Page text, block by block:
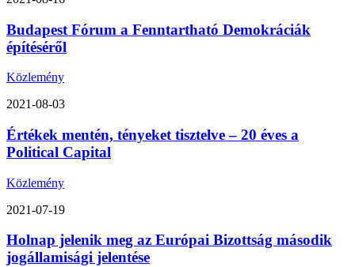
Budapest Fórum a Fenntartható Demokráciák
építéséről
Közlemény
2021-08-03
Értékek mentén, tényeket tisztelve – 20 éves a
Political Capital
Közlemény
2021-07-19
Holnap jelenik meg az Európai Bizottság második
jogállamisági jelentése